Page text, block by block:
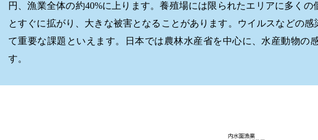
円、漁業全体の約40%に上ります。養殖場には限られたエリアに多く
とすぐに拡がり、大きな被害となることがあります。ウイルスなどの
て重要な課題といえます。日本では農林水産省を中心に、水産動物の
す。